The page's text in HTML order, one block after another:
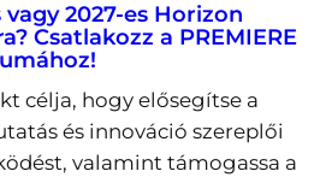
vagy 2027-es Horizon
Csatlakozz a PREMIERE
célja, hogy elősegítse a
és innováció szereplői
valamint támogassa a